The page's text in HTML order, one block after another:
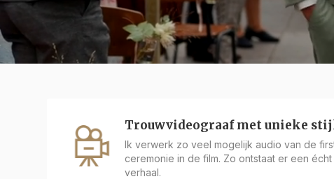
Trouwvideograaf met unieke
Ik verwerk zo veel mogelijk audio van de
ceremonie in de film. Zo ontstaat er een
verhaal.